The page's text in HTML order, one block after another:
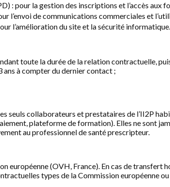
: pour la gestion des inscriptions et l’accès aux
l’envoi de communications commerciales et
l’amélioration du site et la sécurité informatique.
toute la durée de la relation contractuelle,
à compter du dernier contact ;
seuls collaborateurs et prestataires de l’II2P
plateforme de formation). Elles ne sont
au professionnel de santé prescripteur.
européenne (OVH, France). En cas de transfert
types de la Commission européenne